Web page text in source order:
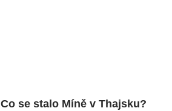
Co se stalo Míně v Thajsku?